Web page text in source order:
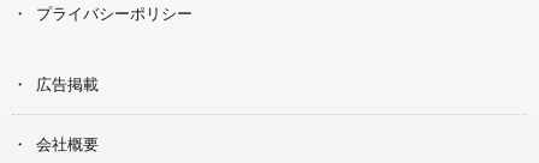
プライバシーポリシー
広告掲載
会社概要